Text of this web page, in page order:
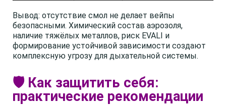
Вывод: отсутствие смол не делает вейпы
безопасными. Химический состав аэрозоля,
наличие тяжёлых металлов, риск EVALI и
формирование устойчивой зависимости создают
комплексную угрозу для дыхательной системы.
🛡️ Как защитить себя:
практические рекомендации